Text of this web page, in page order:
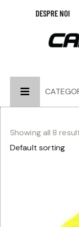
DESPRE NOI
Showing all 8